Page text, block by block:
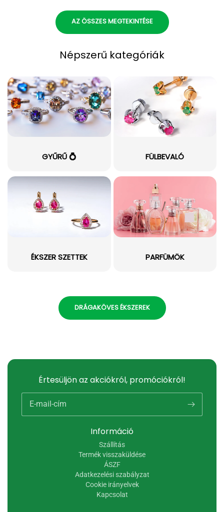
AZ ÖSSZES MEGTEKINTÉSE
Népszerű kategóriák
GYŰRŰ 💍 FÜLBEVALÓ
ÉKSZER SZETTEK PARFÜMÖK
DRÁGAKÖVES ÉKSZEREK
Információ
Szállítás
Termék visszaküldése
ÁSZF
Adatkezelési szabályzat
Cookie irányelvek
Kapcsolat
Értesüljön az akciókról, promóciókról!
E-mail-cím